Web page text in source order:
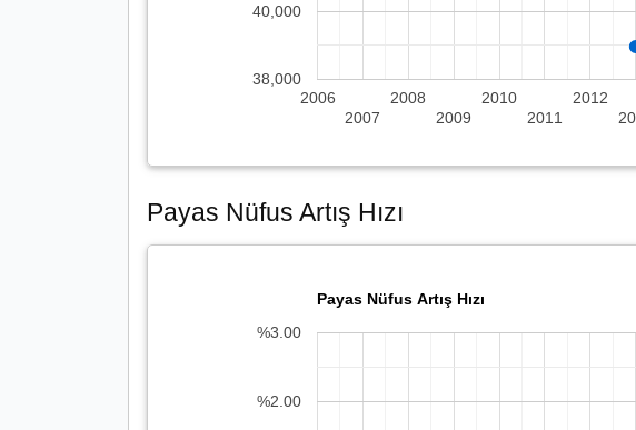
2006
2007
2008
2009
2010
2011
2012
38,000
40,000
Payas Nüfus Artış Hızı
Payas Nüfus Artış Hızı
%2.00
%3.00